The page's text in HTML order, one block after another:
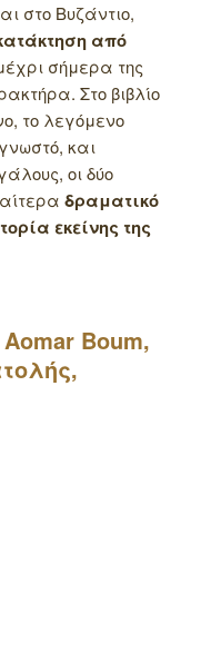
στο Βυζάντιο,
από
σήμερα της
Στο βιβλίο
το λεγόμενο
και
οι δύο
δραματικό
εκείνης της
Aomar Boum,